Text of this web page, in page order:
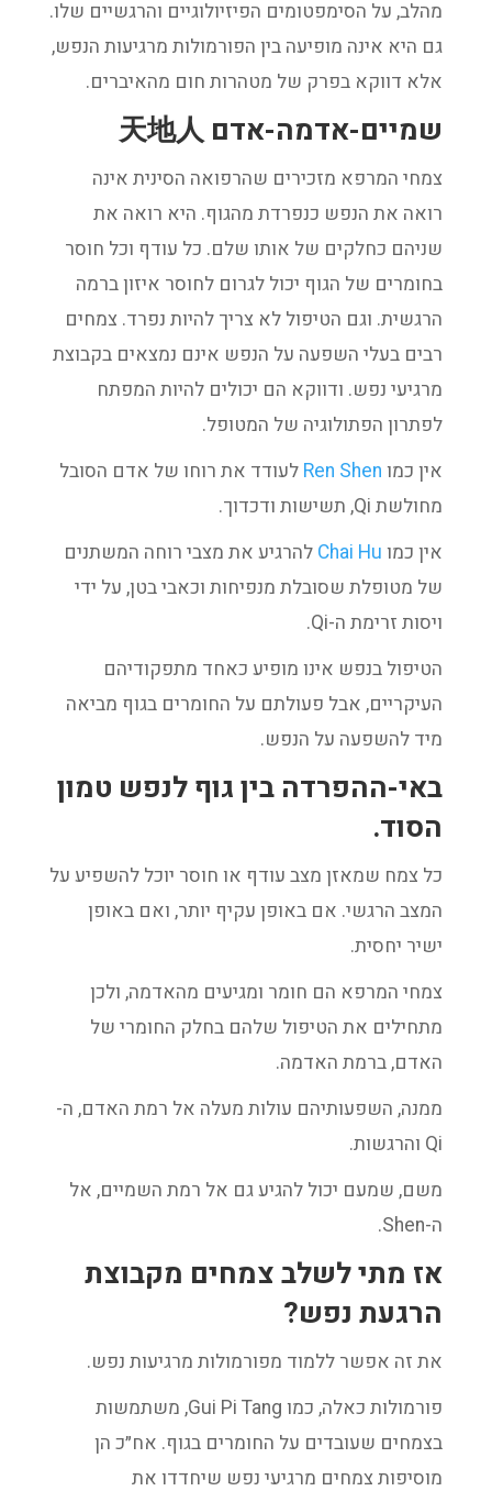
מהלב, על הסימפטומים הפיזיולוגיים והרגשיים שלו.
גם היא אינה מופיעה בין הפורמולות מרגיעות הנפש,
אלא דווקא בפרק של מטהרות חום מהאיברים.
שמיים-אדמה-אדם 天地人
צמחי המרפא מזכירים שהרפואה הסינית אינה
רואה את הנפש כנפרדת מהגוף. היא רואה את
שניהם כחלקים של אותו שלם. כל עודף וכל חוסר
בחומרים של הגוף יכול לגרום לחוסר איזון ברמה
הרגשית. וגם הטיפול לא צריך להיות נפרד. צמחים
רבים בעלי השפעה על הנפש אינם נמצאים בקבוצת
מרגיעי נפש. ודווקא הם יכולים להיות המפתח
לפתרון הפתולוגיה של המטופל.
אין כמו Ren Shen לעודד את רוחו של אדם הסובל
מחולשת Qi, תשישות ודכדוך.
אין כמו Chai Hu להרגיע את מצבי רוחה המשתנים
של מטופלת שסובלת מנפיחות וכאבי בטן, על ידי
ויסות זרימת ה-Qi.
הטיפול בנפש אינו מופיע כאחד מתפקודיהם
העיקריים, אבל פעולתם על החומרים בגוף מביאה
מיד להשפעה על הנפש.
באי-ההפרדה בין גוף לנפש טמון
הסוד.
כל צמח שמאזן מצב עודף או חוסר יוכל להשפיע על
המצב הרגשי. אם באופן עקיף יותר, ואם באופן
ישיר יחסית.
צמחי המרפא הם חומר ומגיעים מהאדמה, ולכן
מתחילים את הטיפול שלהם בחלק החומרי של
האדם, ברמת האדמה.
ממנה, השפעותיהם עולות מעלה אל רמת האדם, ה-
Qi והרגשות.
משם, שמעם יכול להגיע גם אל רמת השמיים, אל
ה-Shen.
אז מתי לשלב צמחים מקבוצת
הרגעת נפש?
את זה אפשר ללמוד מפורמולות מרגיעות נפש.
פורמולות כאלה, כמו Gui Pi Tang, משתמשות
בצמחים שעובדים על החומרים בגוף. אח״כ הן
מוסיפות צמחים מרגיעי נפש שיחדדו את